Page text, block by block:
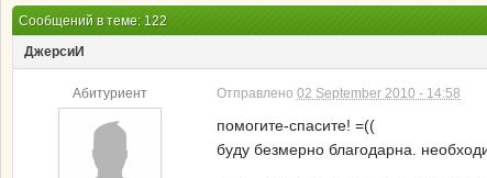
Сообщений в теме: 122
ДжерсиИ
Абитуриент Отправлено 02 September 2010 - 14:58
помогите-спасите! =((
буду безмерно благодарна.